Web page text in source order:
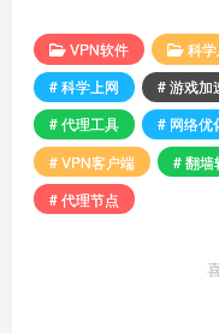
VPN软件
科
# 科学上网
# 游戏加
# 代理工具
# 网络优
# VPN客户端
# 翻墙
# 代理节点